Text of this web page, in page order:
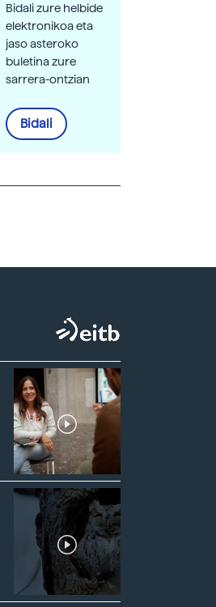
Bidali zure helbide
elektronikoa eta
jaso asteroko
buletina zure
sarrera-ontzian
Bidali